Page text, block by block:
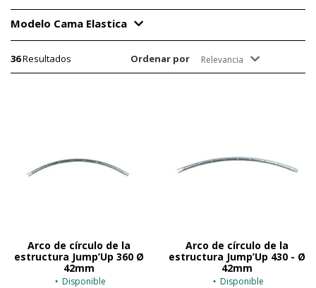
Modelo Cama Elastica
36Resultados Ordenar por Relevancia
Arco de círculo de la
estructura Jump’Up 360 Ø
42mm
Disponible
Arco de círculo de la
estructura Jump’Up 430 - Ø
42mm
Disponible